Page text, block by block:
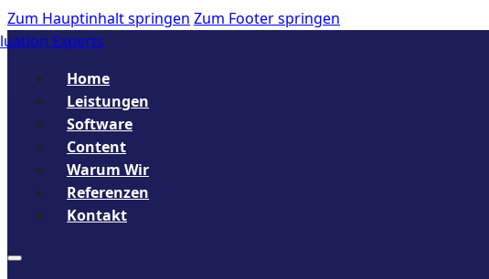
Zum Hauptinhalt springen Zum Footer springen
Home
Leistungen
Software
Content
Warum Wir
Referenzen
Kontakt
Datenschutz